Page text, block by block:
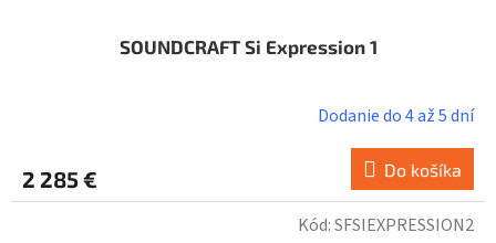
SOUNDCRAFT Si Expression 1
Dodanie do 4 až 5 dní
2 285 € Do košíka
Kód:SFSIEXPRESSION2